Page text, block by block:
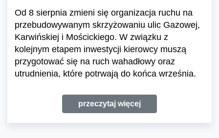
Od 8 sierpnia zmieni się organizacja ruchu na
przebudowywanym skrzyżowaniu ulic Gazowej,
Karwińskiej i Mościckiego. W związku z
kolejnym etapem inwestycji kierowcy muszą
przygotować się na ruch wahadłowy oraz
utrudnienia, które potrwają do końca września.
przeczytaj więcej